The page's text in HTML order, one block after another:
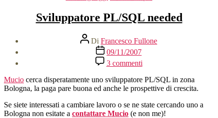
Sviluppatore PL/SQL needed
Autore
articolo
Di Francesco Fullone
Data
dell'articolo
09/11/2007
3 commentisu
Sviluppatore
PL/SQL
needed
Mucio cerca disperatamente uno sviluppatore PL/SQL in zona
Bologna, la paga pare buona ed anche le prospettive di crescita.
Se siete interessati a cambiare lavoro o se ne state cercando uno a
Bologna non esitate a contattare Mucio (e non me)!